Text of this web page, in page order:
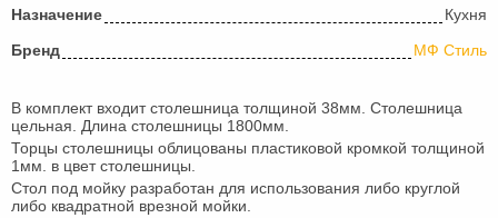
Назначение
Кухня
Бренд
МФ Стиль
В комплект входит столешница толщиной 38мм. Столешница
цельная. Длина столешницы 1800мм.
Торцы столешницы облицованы пластиковой кромкой толщиной
1мм. в цвет столешницы.
Стол под мойку разработан для использования либо круглой
либо квадратной врезной мойки.